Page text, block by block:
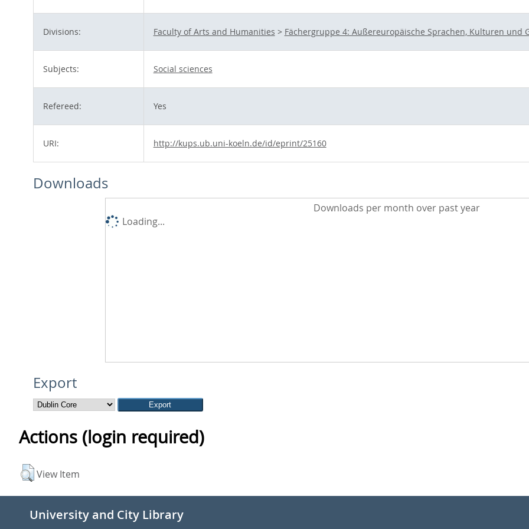
Divisions: Faculty of Arts and Humanities > Fächergruppe 4: Außereuropäische Sprachen, Kulturen und
Subjects: Social sciences
Refereed: Yes
URI: http://kups.ub.uni-koeln.de/id/eprint/25160
Downloads
Downloads per month over past year
Loading...
Export
Actions (login required)
View Item
University and City Library